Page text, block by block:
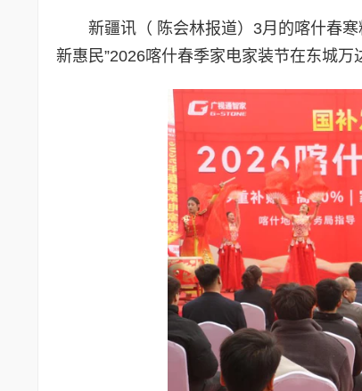
新疆讯（ 陈会林报道）3月的喀什春
新惠民”2026喀什春季家电家装节在东城万